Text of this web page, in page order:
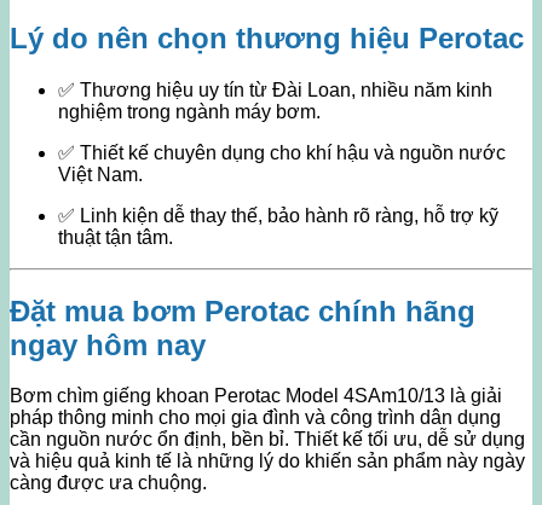
Lý do nên chọn thương hiệu Perotac
✅ Thương hiệu uy tín từ Đài Loan, nhiều năm kinh
nghiệm trong ngành máy bơm.
✅ Thiết kế chuyên dụng cho khí hậu và nguồn nước
Việt Nam.
✅ Linh kiện dễ thay thế, bảo hành rõ ràng, hỗ trợ kỹ
thuật tận tâm.
Đặt mua bơm Perotac chính hãng
ngay hôm nay
Bơm chìm giếng khoan Perotac Model 4SAm10/13 là giải
pháp thông minh cho mọi gia đình và công trình dân dụng
cần nguồn nước ổn định, bền bỉ. Thiết kế tối ưu, dễ sử dụng
và hiệu quả kinh tế là những lý do khiến sản phẩm này ngày
càng được ưa chuộng.